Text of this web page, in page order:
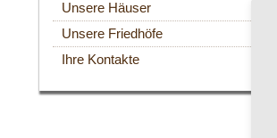
Unsere Häuser
Unsere Friedhöfe
Ihre Kontakte